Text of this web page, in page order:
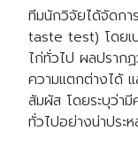
ทีมนักวิจัยได้จัดก
taste test) โดยเป
ไก่ทั่วไป ผลปราก
ความแตกต่างได้ แ
สัมผัส โดยระบุว่า
ทั่วไปอย่างน่าประห